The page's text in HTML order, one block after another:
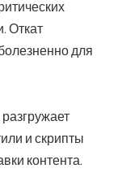
Откат
для
и скрипты
контента.